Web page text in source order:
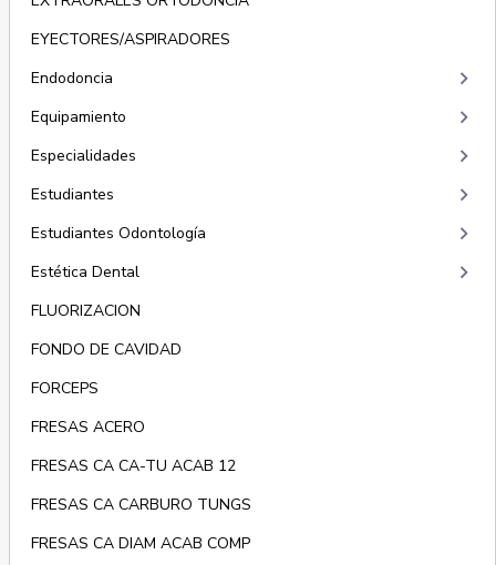
EYECTORES/ASPIRADORES
Endodoncia
keyboard_arrow_right
Equipamiento keyboard_arrow_right
Especialidades keyboard_arrow_right
Estudiantes keyboard_arrow_right
Estudiantes Odontología keyboard_arrow_right
Estética Dental keyboard_arrow_right
FLUORIZACION
FONDO DE CAVIDAD
FORCEPS
FRESAS ACERO
FRESAS CA CA-TU ACAB 12
FRESAS CA CARBURO TUNGS
FRESAS CA DIAM ACAB COMP